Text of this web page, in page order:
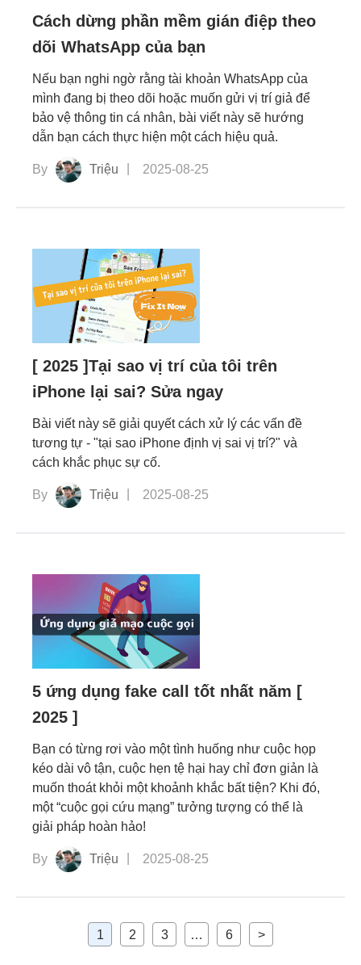
Cách dừng phần mềm gián điệp theo
dõi WhatsApp của bạn
Nếu bạn nghi ngờ rằng tài khoản WhatsApp của
mình đang bị theo dõi hoặc muốn gửi vị trí giả để
bảo vệ thông tin cá nhân, bài viết này sẽ hướng
dẫn bạn cách thực hiện một cách hiệu quả.
By Triệu 2025-08-25
[ 2025 ]Tại sao vị trí của tôi trên
iPhone lại sai? Sửa ngay
Bài viết này sẽ giải quyết cách xử lý các vấn đề
tương tự - "tại sao iPhone định vị sai vị trí?" và
cách khắc phục sự cố.
By Triệu 2025-08-25
5 ứng dụng fake call tốt nhất năm [
2025 ]
Bạn có từng rơi vào một tình huống như cuộc họp
kéo dài vô tận, cuộc hẹn tệ hại hay chỉ đơn giản là
muốn thoát khỏi một khoảnh khắc bất tiện? Khi đó,
một “cuộc gọi cứu mạng” tưởng tượng có thể là
giải pháp hoàn hảo!
By Triệu 2025-08-25
1 2 3 … 6 >